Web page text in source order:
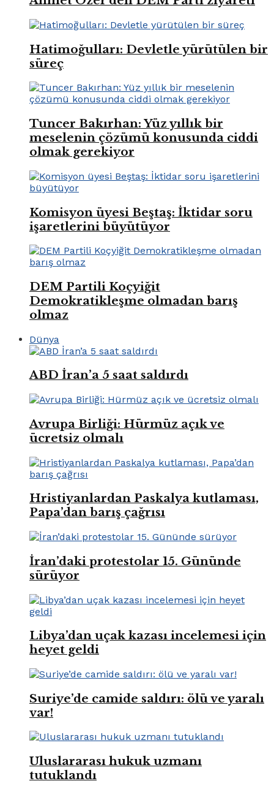
Hatimoğulları: Devletle yürütülen bir
süreç
Tuncer Bakırhan: Yüz yıllık bir
meselenin çözümü konusunda ciddi
olmak gerekiyor
Komisyon üyesi Beştaş: İktidar soru
işaretlerini büyütüyor
DEM Partili Koçyiğit
Demokratikleşme olmadan barış
olmaz
Dünya
ABD İran’a 5 saat saldırdı
Avrupa Birliği: Hürmüz açık ve
ücretsiz olmalı
Hristiyanlardan Paskalya kutlaması,
Papa’dan barış çağrısı
İran’daki protestolar 15. Gününde
sürüyor
Libya’dan uçak kazası incelemesi için
heyet geldi
Suriye’de camide saldırı: ölü ve yaralı
var!
Uluslararası hukuk uzmanı
tutuklandı